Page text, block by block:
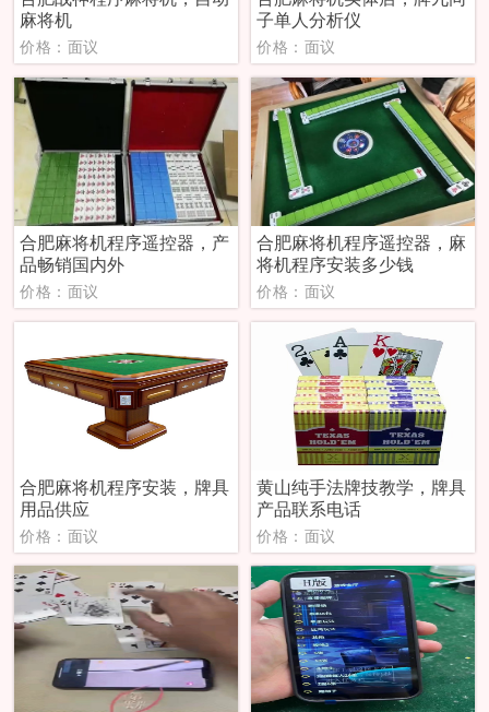
麻将机
价格：面议
子单人分析仪
价格：面议
合肥麻将机程序遥控器，产
品畅销国内外
价格：面议
合肥麻将机程序遥控器，麻
将机程序安装多少钱
价格：面议
合肥麻将机程序安装，牌具
用品供应
价格：面议
黄山纯手法牌技教学，牌具
产品联系电话
价格：面议